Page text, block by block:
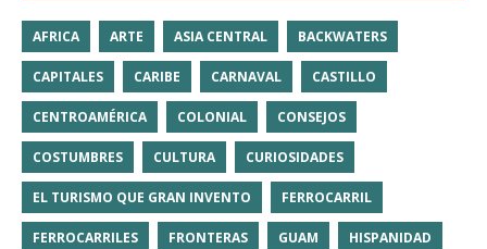
AFRICA ARTE ASIA CENTRAL BACKWATERS
CAPITALES CARIBE CARNAVAL CASTILLO
CENTROAMÉRICA COLONIAL CONSEJOS
COSTUMBRES CULTURA CURIOSIDADES
EL TURISMO QUE GRAN INVENTO FERROCARRIL
FERROCARRILES FRONTERAS GUAM HISPANIDAD